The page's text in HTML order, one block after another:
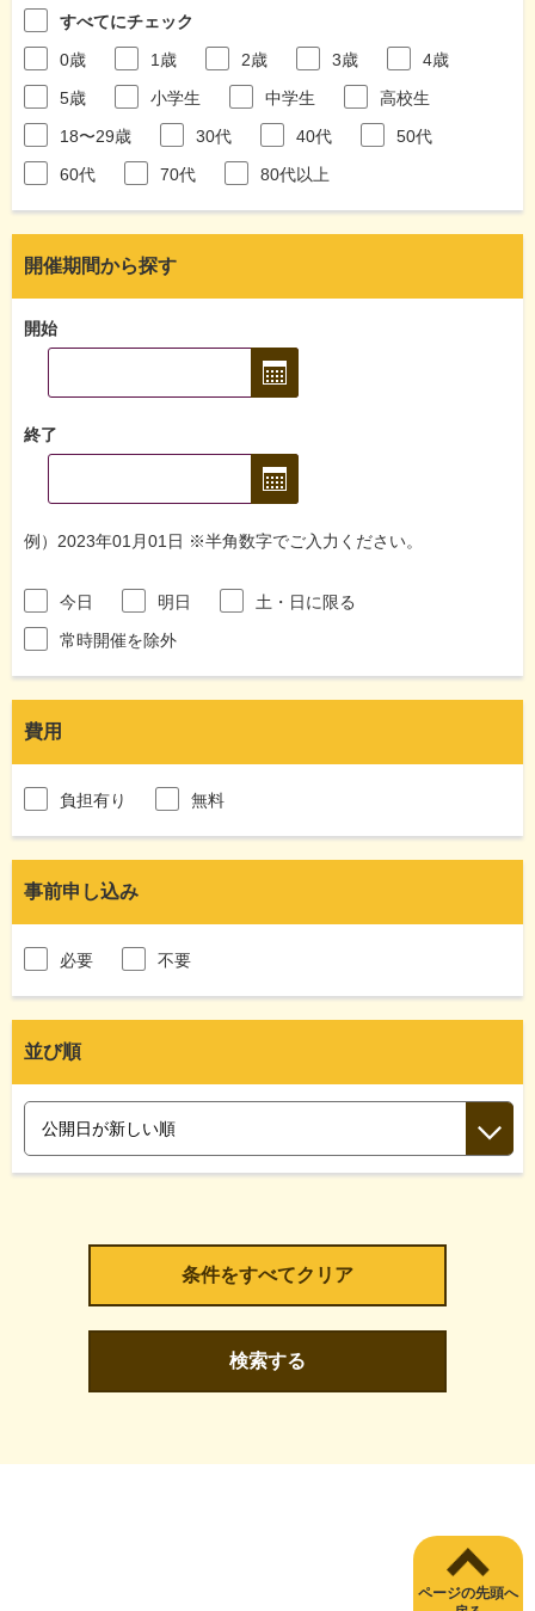
すべてにチェック
0歳
1歳 2歳 3歳
4歳
5歳
小学生 中学生
高校生
18〜29歳
30代 40代
50代
60代
70代 80代以上
開催期間から探す
開始
終了
例）2023年01月01日 ※半角数字でご入力ください。
今日 明日
土・日に限る
常時開催を除外
費用
負担有り 無料
事前申し込み
必要 不要
並び順
検索する
ページの先頭へ